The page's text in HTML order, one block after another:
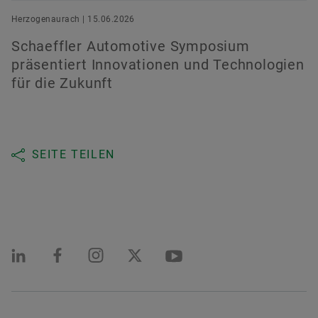
Herzogenaurach | 15.06.2026
Schaeffler Automotive Symposium
präsentiert Innovationen und Technologien
für die Zukunft
SEITE TEILEN